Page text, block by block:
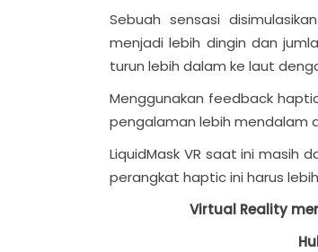
Sebuah sensasi
menjadi lebih dingin dan
turun lebih dalam ke laut
Menggunakan feedback
pengalaman lebih mendalam
LiquidMask VR saat ini masih
perangkat haptic ini harus
Virtual Reality